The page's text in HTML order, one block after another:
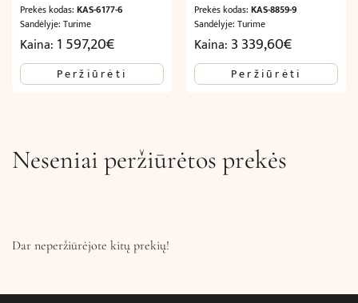
Prekės kodas: KAS-6177-6
Sandėlyje: Turime
Kaina: 1 597,20€
Peržiūrėti
Prekės kodas:KAS-8859-9
Sandėlyje: Turime
Kaina: 3 339,60€
Peržiūrėti
Neseniai peržiūrėtos prekės
Dar neperžiūrėjote kitų prekių!